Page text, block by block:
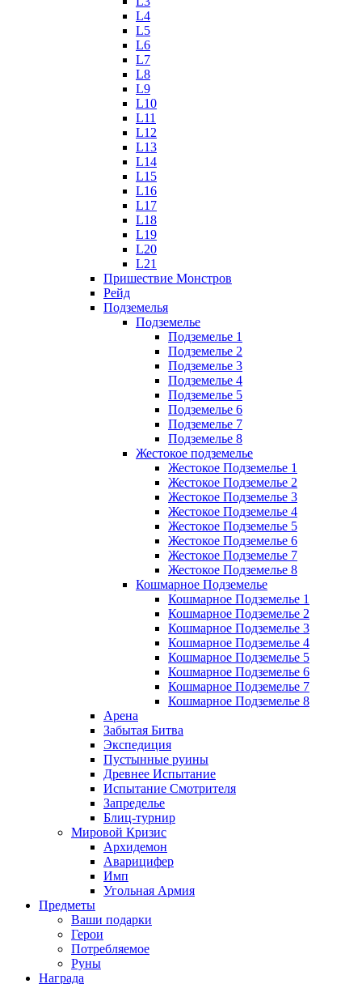
L4
L5
L6
L7
L8
L9
L10
L11
L12
L13
L14
L15
L16
L17
L18
L19
L20
L21
Пришествие Монстров
Рейд
Подземелья
Подземелье
Подземелье 1
Подземелье 2
Подземелье 3
Подземелье 4
Подземелье 5
Подземелье 6
Подземелье 7
Подземелье 8
Жестокое подземелье
Жестокое Подземелье 1
Жестокое Подземелье 2
Жестокое Подземелье 3
Жестокое Подземелье 4
Жестокое Подземелье 5
Жестокое Подземелье 6
Жестокое Подземелье 7
Жестокое Подземелье 8
Кошмарное Подземелье
Кошмарное Подземелье 1
Кошмарное Подземелье 2
Кошмарное Подземелье 3
Кошмарное Подземелье 4
Кошмарное Подземелье 5
Кошмарное Подземелье 6
Кошмарное Подземелье 7
Кошмарное Подземелье 8
Арена
Забытая Битва
Экспедиция
Пустынные руины
Древнее Испытание
Испытание Смотрителя
Запределье
Блиц-турнир
Мировой Кризис
Архидемон
Аварицифер
Имп
Угольная Армия
Предметы
Ваши подарки
Герои
Потребляемое
Руны
Награда